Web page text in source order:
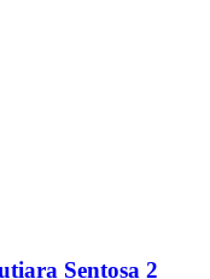
Sentosa 2